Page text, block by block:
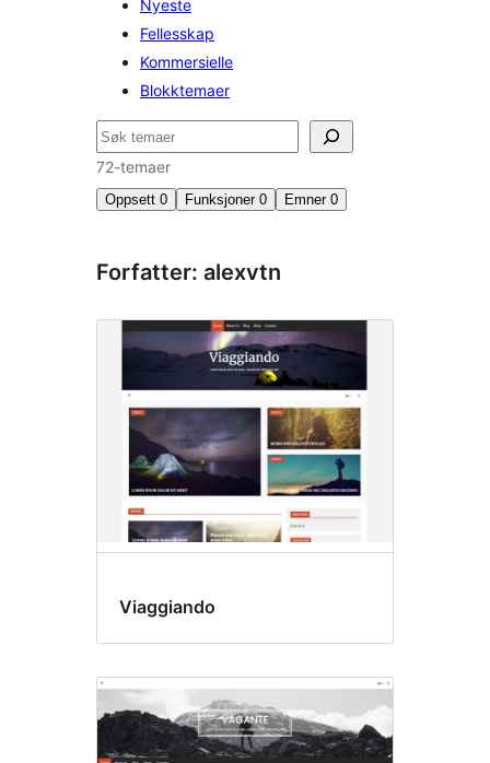
Nyeste
Fellesskap
Kommersielle
Blokktemaer
Søk
72-temaer
Oppsett 0 Funksjoner 0 Emner 0
Forfatter: alexvtn
Viaggiando